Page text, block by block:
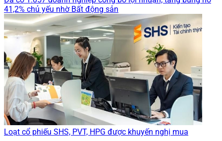
41,2% chủ yếu nhờ Bất động sản
Loạt cổ phiếu SHS, PVT, HPG được khuyến nghị mua